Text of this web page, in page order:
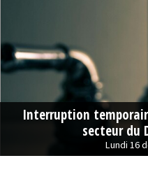
Interruption
secteur du
Lundi 16